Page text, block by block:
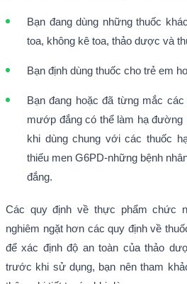
Bạn đang dùng những thuốc
toa, không kê toa, thảo dược và
Bạn định dùng thuốc cho trẻ em
Bạn đang hoặc đã từng mắc
mướp đắng có thể làm hạ đường
khi dùng chung với các thuốc
thiếu men G6PD-những bệnh
đắng.
Các quy định về thực phẩm chức
nghiêm ngặt hơn các quy định về
để xác định độ an toàn của thảo
trước khi sử dụng, bạn nên tham